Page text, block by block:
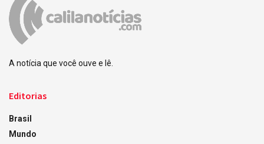
A notícia que você ouve e lê.
Editorias
Brasil
Mundo